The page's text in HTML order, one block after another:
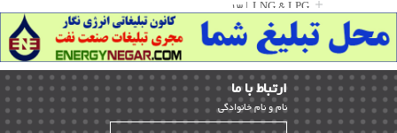
LNG & LPG | ۱۳
خط لوله | ۳۶
مخازن ذخیره | ۱۵
پتروشیمی | ۱۴
بازرسی و QC | ۱۵
ارﺗﺒﺎط ﺑﺎ ما
ﻧﺎم و ﻧﺎم ﺧﺎﻧﻮادﮔﻰ